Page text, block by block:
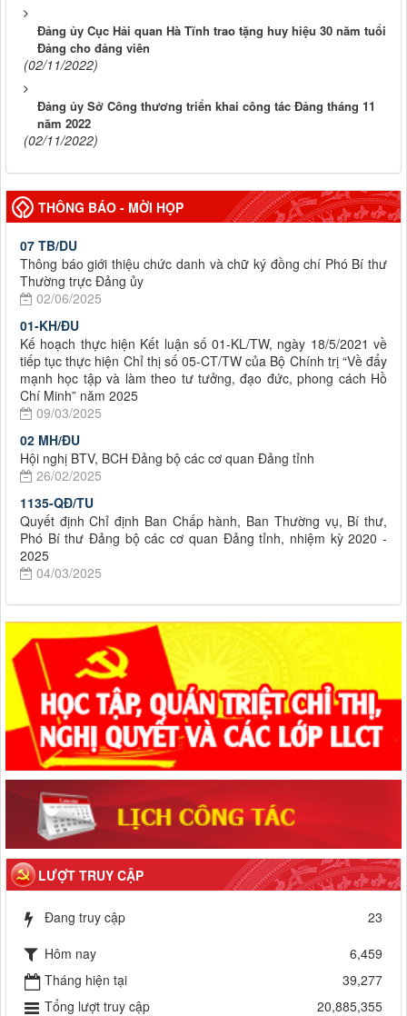
Đảng ủy Cục Hải quan Hà Tĩnh trao tặng huy hiệu 30 năm tuổi
Đảng cho đảng viên
(02/11/2022)
Đảng ủy Sở Công thương triển khai công tác Đảng tháng 11
năm 2022
(02/11/2022)
THÔNG BÁO - MỜI HỌP
07 TB/DU
Thông báo giới thiệu chức danh và chữ ký đồng chí Phó Bí thư
Thường trực Đảng ủy
02/06/2025
01-KH/ĐU
Kế hoạch thực hiện Kết luận số 01-KL/TW, ngày 18/5/2021 về
tiếp tục thực hiện Chỉ thị số 05-CT/TW của Bộ Chính trị “Về đẩy
mạnh học tập và làm theo tư tưởng, đạo đức, phong cách Hồ
Chí Minh” năm 2025
09/03/2025
02 MH/ĐU
Hội nghị BTV, BCH Đảng bộ các cơ quan Đảng tỉnh
26/02/2025
1135-QĐ/TU
Quyết định Chỉ định Ban Chấp hành, Ban Thường vụ, Bí thư,
Phó Bí thư Đảng bộ các cơ quan Đảng tỉnh, nhiệm kỳ 2020 -
2025
04/03/2025
LƯỢT TRUY CẬP
Đang truy cập
23
Hôm nay
6,459
Tháng hiện tại
39,277
Tổng lượt truy cập
20,885,355